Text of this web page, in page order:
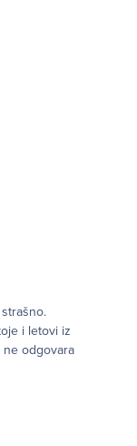
i letovi iz
ne odgovara